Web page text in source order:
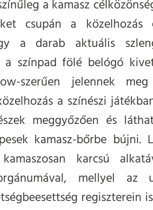
a kamasz
csupán a közelhozás
a darab aktuális
a színpad fölé belógó
szerűen jelennek
a színészi
meggyőzően és
kamasz-bőrbe bújni.
karcsú
mellyel az
regiszterein